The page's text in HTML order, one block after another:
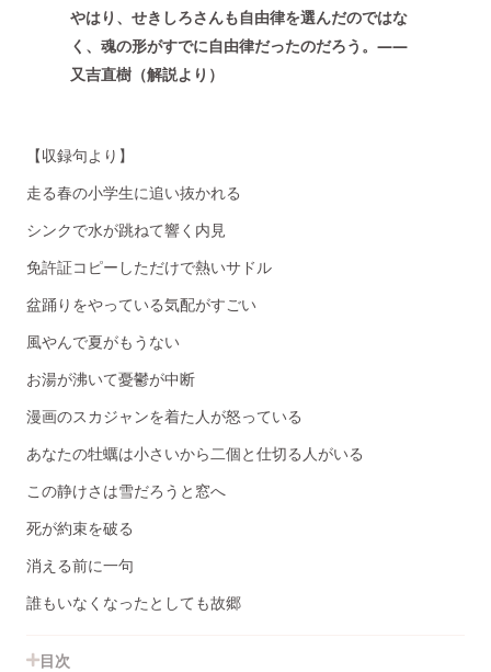
やはり、せきしろさんも自由律を選んだのではな
く、魂の形がすでに自由律だったのだろう。――
又吉直樹（解説より）
【収録句より】
走る春の小学生に追い抜かれる
シンクで水が跳ねて響く内見
免許証コピーしただけで熱いサドル
盆踊りをやっている気配がすごい
風やんで夏がもうない
お湯が沸いて憂鬱が中断
漫画のスカジャンを着た人が怒っている
あなたの牡蠣は小さいから二個と仕切る人がいる
この静けさは雪だろうと窓へ
死が約束を破る
消える前に一句
誰もいなくなったとしても故郷
目次